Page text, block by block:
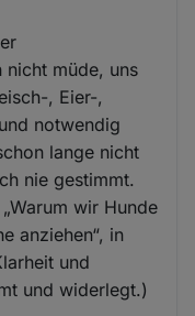
nicht müde, uns
, Eier-,
notwendig
lange nicht
nie gestimmt.
wir Hunde
anziehen“, in
und
und widerlegt.)